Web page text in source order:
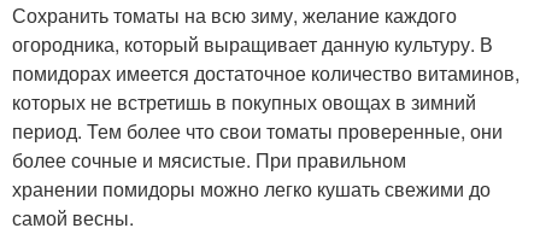
Сохранить томаты на всю зиму, желание каждого
огородника, который выращивает данную культуру. В
помидорах имеется достаточное количество витаминов,
которых не встретишь в покупных овощах в зимний
период. Тем более что свои томаты проверенные, они
более сочные и мясистые. При правильном
хранении помидоры можно легко кушать свежими до
самой весны.